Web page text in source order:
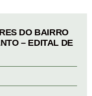
DO BAIRRO
– EDITAL DE